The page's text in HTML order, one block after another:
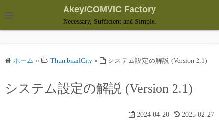
ン
テ
キ
Akey/COMVIC Factory
Necessary, Sufficient and Simple.
ホーム » ThumbnailCity » システム設定の解説 (Version 2.1)
システム設定の解説 (Version 2.1)
2024-04-20 2025-02-27